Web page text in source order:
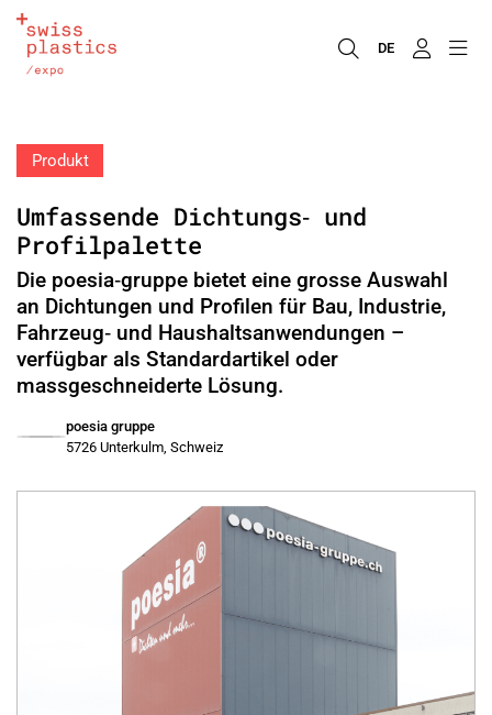
DE
Produkt
Umfassende Dichtungs‑ und
Profilpalette
Die poesia‑gruppe bietet eine grosse Auswahl
an Dichtungen und Profilen für Bau, Industrie,
Fahrzeug‑ und Haushaltsanwendungen –
verfügbar als Standardartikel oder
massgeschneiderte Lösung.
poesia gruppe
5726 Unterkulm, Schweiz